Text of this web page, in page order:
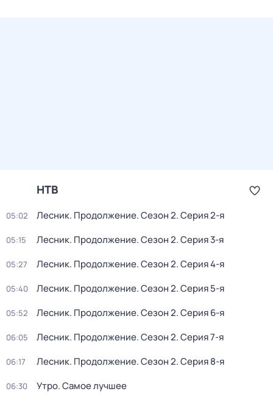
НТВ
05:02 Лесник. Продолжение. Сезон 2. Серия 2-я
05:15 Лесник. Продолжение. Сезон 2. Серия 3-я
05:27 Лесник. Продолжение. Сезон 2. Серия 4-я
05:40 Лесник. Продолжение. Сезон 2. Серия 5-я
05:52 Лесник. Продолжение. Сезон 2. Серия 6-я
06:05 Лесник. Продолжение. Сезон 2. Серия 7-я
06:17 Лесник. Продолжение. Сезон 2. Серия 8-я
06:30 Утро. Самое лучшее